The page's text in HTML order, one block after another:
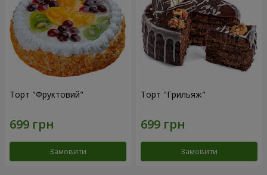
Торт "Фруктовий"
Замовити
Торт "Грильяж"
Замовити